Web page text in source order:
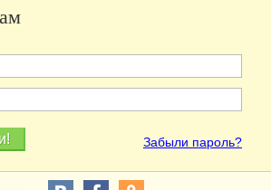
Забыли пароль?